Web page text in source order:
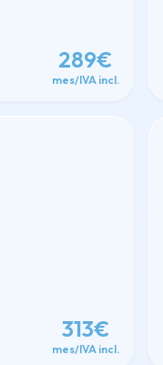
289€
mes/IVA incl.
313€
mes/IVA incl.